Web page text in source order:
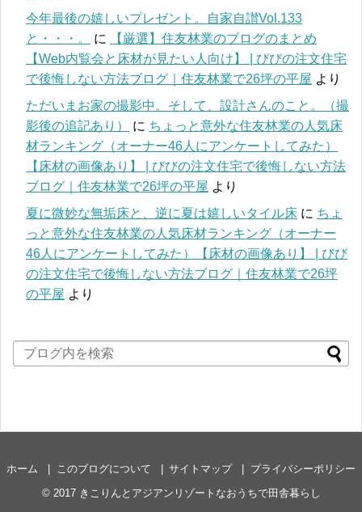
今年最後の嬉しいプレゼント。自家自讃Vol.133
と・・・。
に
【厳選】住友林業のブログのまとめ
【Web内覧会と床材が見たい人向け】 | びびの注文住宅
で後悔しない方法ブログ｜住友林業で26坪の平屋 より
ただいまお家の撮影中。そして、設計さんのこと。（撮
影後の追記あり）
に ちょっと意外な住友林業の人気床
材ランキング（オーナー46人にアンケートしてみた）
【床材の画像あり】 | びびの注文住宅で後悔しない方法
ブログ｜住友林業で26坪の平屋 より
夏に微妙な無垢床と、逆に夏は嬉しいタイル床 に ちょ
っと意外な住友林業の人気床材ランキング（オーナー
46人にアンケートしてみた）【床材の画像あり】 | びび
の注文住宅で後悔しない方法ブログ｜住友林業で26坪
の平屋 より
ホーム このブログについて サイトマップ
プライバシーポリシー
© 2017 きこりんとアジアンリゾートなおうちで田舎暮らし